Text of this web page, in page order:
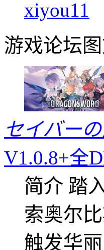
xiyou11
游戏论坛
セイバー
V1.0.8+全
简介 踏
索奥尔
触发华